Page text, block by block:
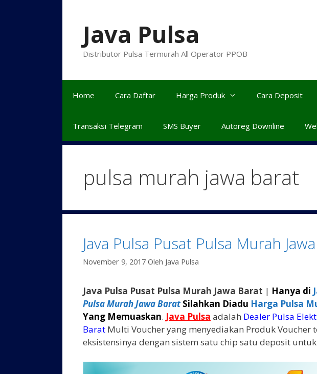
Java Pulsa
Distributor Pulsa Termurah All Operator PPOB
Home Cara Daftar Harga Produk Cara Deposit
Transaksi Telegram SMS Buyer Autoreg Downline
pulsa murah jawa barat
Java Pulsa Pusat Pulsa Murah
November 9, 2017 Oleh Java Pulsa
Java Pulsa Pusat Pulsa Murah Jawa Barat | Hanya di
Pulsa Murah Jawa BaratSilahkan Diadu Harga Pulsa
Yang Memuaskan. Java Pulsa adalah Dealer Pulsa
Barat Multi Voucher yang menyediakan Produk Voucher
eksistensinya dengan sistem satu chip satu deposit